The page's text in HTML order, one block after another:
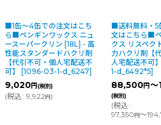
■1缶〜4缶での注文はこち
ら■ペンギンワックス ニュ
ースーパークリン [18L] - 高
性能スタンダードハクリ剤
【代引不可・個人宅配送不
可】
[1096-03-1-d_6247]
9,020円(税別)
(税込: 9,922円)
■送料無料・5
文はこちら■
クス リスペク
力ハクリ剤【
人宅配送不可
1-d_6492*5]
88,500円
(税別)
(税込:
97,350円～